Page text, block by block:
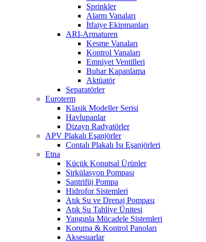
Sprinkler
Alarm Vanaları
İtfaiye Ekipmanları
ARI-Armaturen
Kesme Vanaları
Kontrol Vanaları
Emniyet Ventilleri
Buhar Kapanlama
Aktüatör
Separatörler
Euroterm
Klasik Modeller Serisi
Havlupanlar
Dizayn Radyatörler
APV Plakalı Eşanjörler
Contalı Plakalı Isı Eşanjörleri
Etna
Küçük Konutsal Ürünler
Sirkülasyon Pompası
Santrifüj Pompa
Hidrofor Sistemleri
Atık Su ve Drenaj Pompası
Atık Su Tahliye Ünitesi
Yangınla Mücadele Sistemleri
Koruma & Kontrol Panoları
Aksesuarlar